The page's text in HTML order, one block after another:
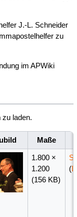
J.-L. Schneider
zu
im APWiki
zu laden.
Maße
1.800 ×
1.200
(156 KB)
(